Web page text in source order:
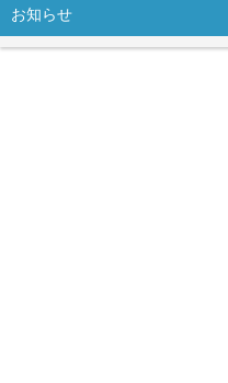
お知らせ